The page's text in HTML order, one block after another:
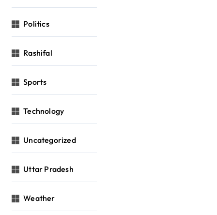
Politics
Rashifal
Sports
Technology
Uncategorized
Uttar Pradesh
Weather